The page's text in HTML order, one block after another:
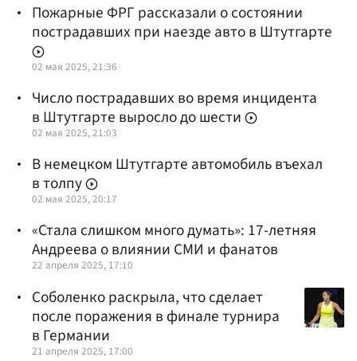
Пожарные ФРГ рассказали о состоянии
пострадавших при наезде авто в Штутгарте
02 мая 2025, 21:36
Число пострадавших во время инцидента
в Штутгарте выросло до шести
02 мая 2025, 21:03
В немецком Штутгарте автомобиль въехал
в толпу
02 мая 2025, 20:17
«Стала слишком много думать»: 17-летняя
Андреева о влиянии СМИ и фанатов
22 апреля 2025, 17:10
Соболенко раскрыла, что сделает
после поражения в финале турнира
в Германии
21 апреля 2025, 17:00